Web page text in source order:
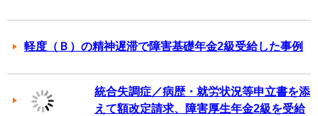
軽度（Ｂ）の精神遅滞で障害基礎年金2級受給した事例
統合失調症／病歴・就労状況等申立書を添
えて額改定請求、障害厚生年金2級を受給